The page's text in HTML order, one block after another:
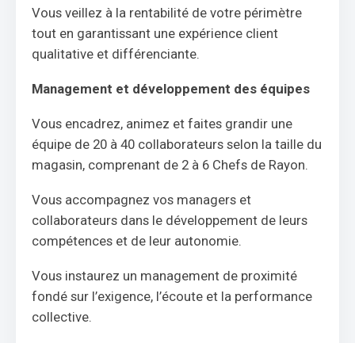
Vous veillez à la rentabilité de votre périmètre
tout en garantissant une expérience client
qualitative et différenciante.
Management et développement des équipes
Vous encadrez, animez et faites grandir une
équipe de 20 à 40 collaborateurs selon la taille du
magasin, comprenant de 2 à 6 Chefs de Rayon.
Vous accompagnez vos managers et
collaborateurs dans le développement de leurs
compétences et de leur autonomie.
Vous instaurez un management de proximité
fondé sur l’exigence, l’écoute et la performance
collective.